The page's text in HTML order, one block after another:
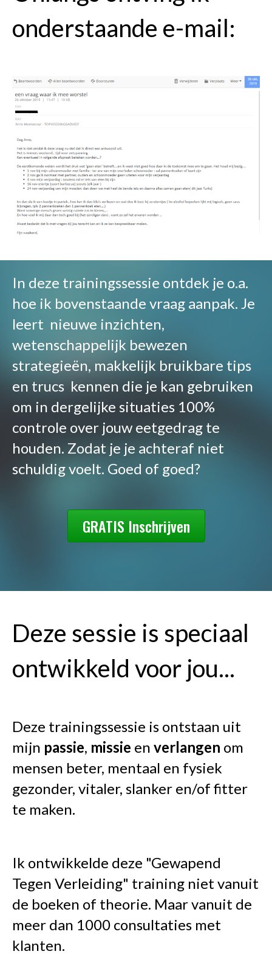
onderstaande e-mail:
In deze trainingssessie ontdek je o.a.
hoe ik bovenstaande vraag aanpak. Je
leert nieuwe inzichten,
wetenschappelijk bewezen
strategieën, makkelijk bruikbare tips
en trucs kennen die je kan gebruiken
om in dergelijke situaties 100%
controle over jouw eetgedrag te
houden. Zodat je je achteraf niet
schuldig voelt. Goed of goed?
GRATIS Inschrijven
Deze sessie is speciaal
ontwikkeld voor jou...
Deze trainingssessie is ontstaan uit
mijn passie, missie en verlangen om
mensen beter, mentaal en fysiek
gezonder, vitaler, slanker en/of fitter
te maken.
Ik ontwikkelde deze "Gewapend
Tegen Verleiding" training niet vanuit
de boeken of theorie. Maar vanuit de
meer dan 1000 consultaties met
klanten.